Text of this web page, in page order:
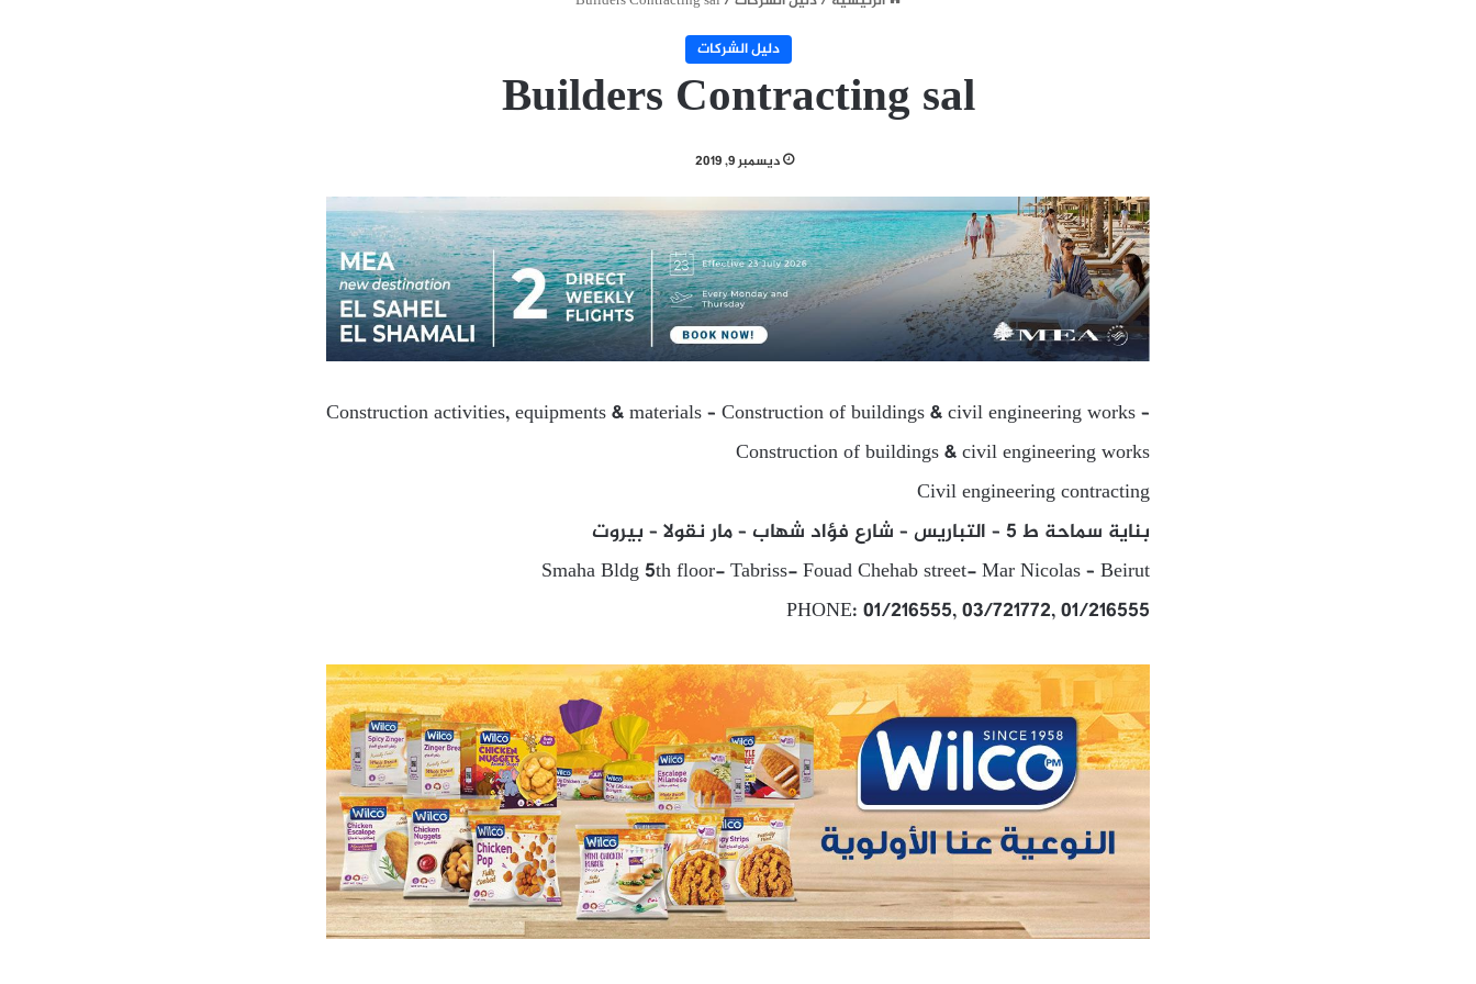
دليل الشركات
Builders Contracting sal
ديسمبر 9, 2019
Construction activities, equipments & materials – Construction of buildings & civil engineering works –
Construction of buildings & civil engineering works
Civil engineering contracting
بناية سماحة ط 5 – التباريس – شارع فؤاد شهاب – مار نقولا – بيروت
Smaha Bldg 5th floor- Tabriss- Fouad Chehab street- Mar Nicolas – Beirut
PHONE: 01/216555, 03/721772, 01/216555